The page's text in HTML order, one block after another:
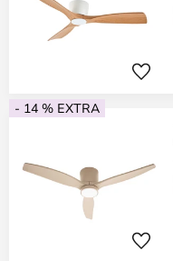
- 14 % EXTRA